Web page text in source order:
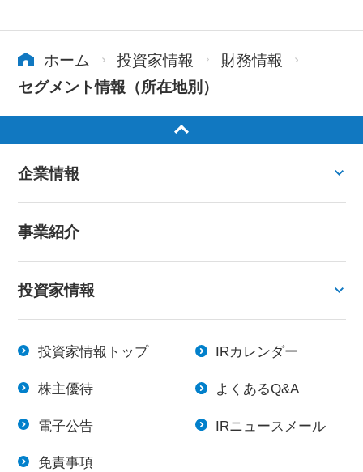
ホーム 投資家情報
財務情報
セグメント情報（所在地別）
企業情報
事業紹介
投資家情報
投資家情報トップ IRカレンダー
株主優待 よくあるQ&A
電子公告 IRニュースメール
免責事項